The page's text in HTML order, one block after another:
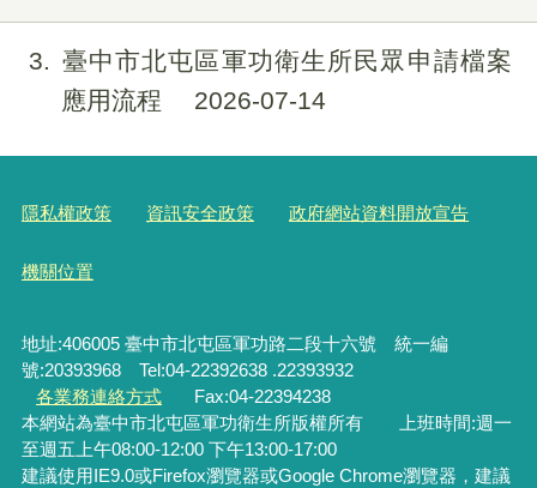
3
臺中市北屯區軍功衛生所民眾申請檔案
應用流程
2026-07-14
隱私權政策 資訊安全政策 政府網站資料開放宣告
機關位置
地址:406005 臺中市北屯區軍功路二段十六號 統一編
號:20393968 Tel:04-22392638 .22393932
各業務連絡方式
Fax:04-22394238
本網站為臺中市北屯區軍功衛生所版權所有 上班時間:週一
至週五上午08:00-12:00 下午13:00-17:00
建議使用IE9.0或Firefox瀏覽器或Google Chrome瀏覽器，建議